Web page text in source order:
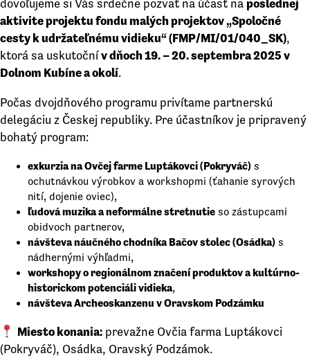
dovoľujeme si Vás srdečne pozvať na účasť na poslednej
aktivite projektu fondu malých projektov „Spoločné
cesty k udržateľnému vidieku“ (FMP/MI/01/040_SK),
ktorá sa uskutočnív dňoch 19. – 20. septembra 2025 v
Dolnom Kubíne a okolí.
Počas dvojdňového programu privítame partnerskú
delegáciu z Českej republiky. Pre účastníkov je pripravený
bohatý program:
exkurzia na Ovčej farme Luptákovci (Pokryváč) s
ochutnávkou výrobkov a workshopmi (ťahanie syrových
nití, dojenie oviec),
ľudová muzika a neformálne stretnutie so zástupcami
obidvoch partnerov,
návšteva náučného chodníka Bačov stolec (Osádka) s
nádhernými výhľadmi,
workshopy o regionálnom značení produktov a kultúrno-
historickom potenciáli vidieka,
návšteva Archeoskanzenu v Oravskom Podzámku
Miesto konania:prevažne Ovčia farma Luptákovci
(Pokryváč), Osádka, Oravský Podzámok.